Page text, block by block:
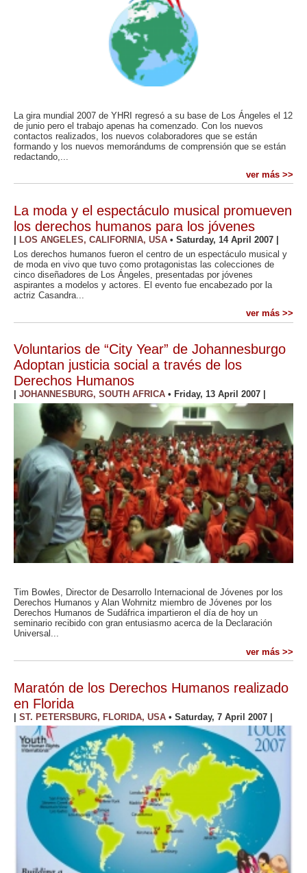
La gira mundial 2007 de YHRI regresó a su base de Los Ángeles el 12
de junio pero el trabajo apenas ha comenzado. Con los nuevos
contactos realizados, los nuevos colaboradores que se están
formando y los nuevos memorándums de comprensión que se están
redactando,...
ver más >>
La moda y el espectáculo musical promueven
los derechos humanos para los jóvenes
LOS ANGELES, CALIFORNIA, USA • Saturday, 14 April 2007
Los derechos humanos fueron el centro de un espectáculo musical y
de moda en vivo que tuvo como protagonistas las colecciones de
cinco diseñadores de Los Ángeles, presentadas por jóvenes
aspirantes a modelos y actores. El evento fue encabezado por la
actriz Casandra...
ver más >>
Voluntarios de “City Year” de Johannesburgo
Adoptan justicia social a través de los
Derechos Humanos
JOHANNESBURG, SOUTH AFRICA • Friday, 13 April 2007
Tim Bowles, Director de Desarrollo Internacional de Jóvenes por los
Derechos Humanos y Alan Wohrnitz miembro de Jóvenes por los
Derechos Humanos de Sudáfrica impartieron el día de hoy un
seminario recibido con gran entusiasmo acerca de la Declaración
Universal...
ver más >>
Maratón de los Derechos Humanos realizado
en Florida
| ST. PETERSBURG, FLORIDA, USA • Saturday, 7 April 2007 |